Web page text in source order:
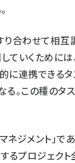
合わせて相互
ていくために
連携できるタ
。この種のタ
ネジメント」で
るプロジェク